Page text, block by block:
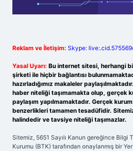
Reklam ve İletişim: Skype:
Yasal Uyarı: Bu internet sitesi, herhangi
şirketi ile hiçbir bağlantısı
hazırladığımız makaleler
haber niteliği taşımamakta olup, gerçek
paylaşım yapılmamaktadır. Gerçek
benzerlikleri tamamen tesadüfidir.
halindedir ve tavsiye niteliği taşımazlar.
Sitemiz, 5651 Sayılı Kanun gereğince Bilgi
Kurumu (BTK) tarafından onaylanmış bir